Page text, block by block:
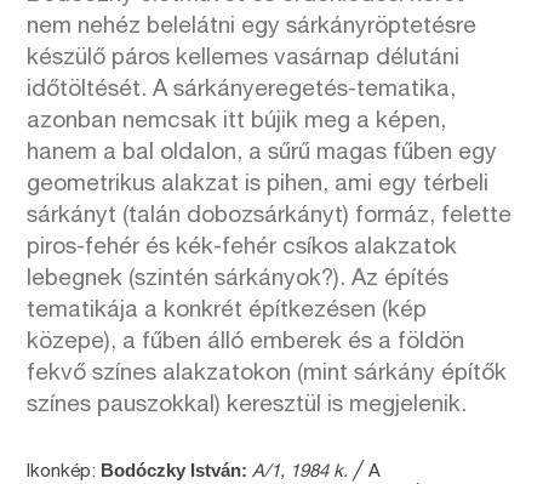
nem nehéz belelátni egy sárkányröptetésre
készülő páros kellemes vasárnap délutáni
időtöltését. A sárkányeregetés-tematika,
azonban nemcsak itt bújik meg a képen,
hanem a bal oldalon, a sűrű magas fűben egy
geometrikus alakzat is pihen, ami egy térbeli
sárkányt (talán dobozsárkányt) formáz, felette
piros-fehér és kék-fehér csíkos alakzatok
lebegnek (szintén sárkányok?). Az építés
tematikája a konkrét építkezésen (kép
közepe), a fűben álló emberek és a földön
fekvő színes alakzatokon (mint sárkány építők
színes pauszokkal) keresztül is megjelenik.
Ikonkép: Bodóczky István: A/1, 1984 k. ╱ A